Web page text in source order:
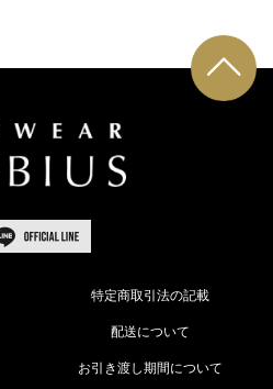
特定商取引法の記載
配送について
お引き渡し期間について